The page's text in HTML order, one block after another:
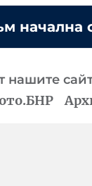
начална
нашите